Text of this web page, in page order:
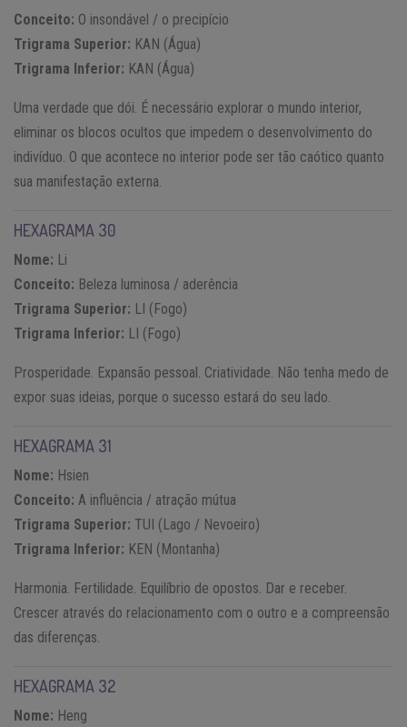
Conceito: O insondável / o precipício
Trigrama Superior: KAN (Água)
Trigrama Inferior: KAN (Água)
Uma verdade que dói. É necessário explorar o mundo interior,
eliminar os blocos ocultos que impedem o desenvolvimento do
indivíduo. O que acontece no interior pode ser tão caótico quanto
sua manifestação externa.
HEXAGRAMA 30
Nome: Li
Conceito: Beleza luminosa / aderência
Trigrama Superior: LI (Fogo)
Trigrama Inferior: LI (Fogo)
Prosperidade. Expansão pessoal. Criatividade. Não tenha medo de
expor suas ideias, porque o sucesso estará do seu lado.
HEXAGRAMA 31
Nome: Hsien
Conceito: A influência / atração mútua
Trigrama Superior: TUI (Lago / Nevoeiro)
Trigrama Inferior: KEN (Montanha)
Harmonia. Fertilidade. Equilíbrio de opostos. Dar e receber.
Crescer através do relacionamento com o outro e a compreensão
das diferenças.
HEXAGRAMA 32
Nome: Heng